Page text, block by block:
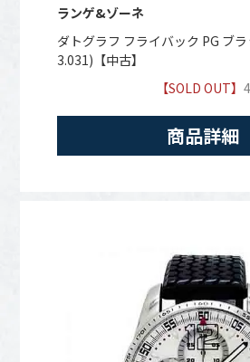
ランゲ&ゾーネ
ダトグラフ フライバック PG ブ
3.031)【中古】
【SOLD OUT】
商品詳細